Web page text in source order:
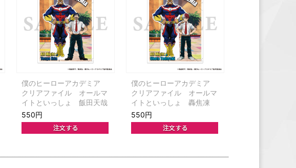
僕のヒーローアカデミア
クリアファイル オールマ
イトといっしょ 飯田天哉
550円
僕のヒーローアカデミア
クリアファイル オールマ
イトといっしょ 轟焦凍
550円